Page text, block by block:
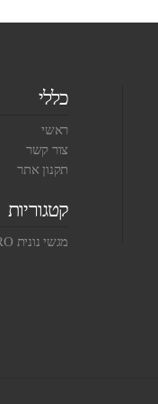
כללי
ראשי
צור קשר
תקנון אתר
קטגוריות
מגשי נונית PRO צבעוניים